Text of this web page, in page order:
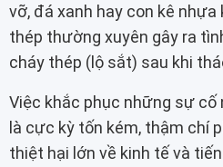
vỡ, đá xanh hay con kê
thép thường xuyên gây ra
cháy thép (lộ sắt) sau khi
Việc khắc phục những sự cố
là cực kỳ tốn kém, thậm chí
thiệt hại lớn về kinh tế và